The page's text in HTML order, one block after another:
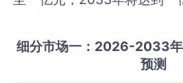
细分市场一： 2026-2033
预测